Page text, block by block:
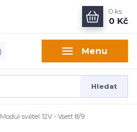
Menu
Hledat
0 ks
0 Kč
Modul světel 12V - Vsett 8/9